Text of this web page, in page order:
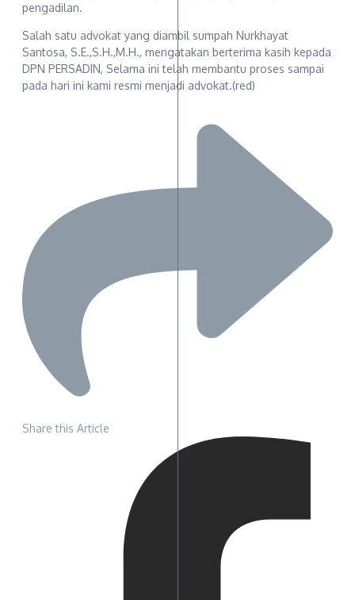
pengadilan.
Salah satu advokat yang diambil sumpah Nurkhayat
Santosa, S.E.,S.H.,M.H., mengatakan berterima kasih kepada
DPN PERSADIN, Selama ini telah membantu proses sampai
pada hari ini kami resmi menjadi advokat.(red)
Share this Article